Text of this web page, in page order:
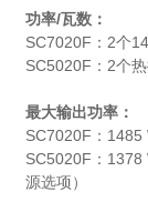
功率/瓦数：
SC7020F：2个
SC5020F：2个
最大输出功率：
SC7020F：1485
SC5020F：1378
源选项）